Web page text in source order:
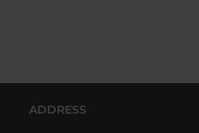
ADDRESS